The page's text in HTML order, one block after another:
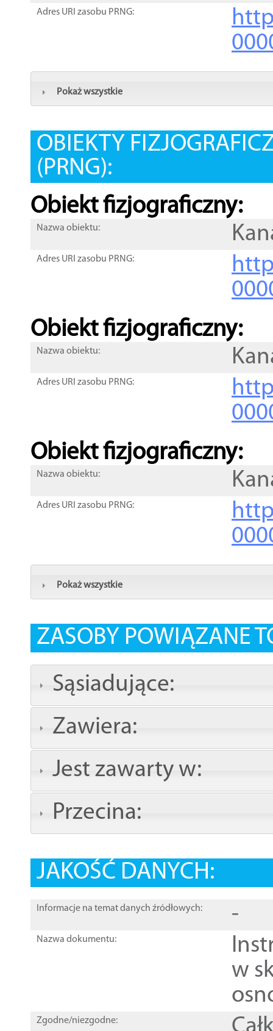
Adres URI zasobu PRNG:
Pokaż wszystkie
OBIEKTY
(PRNG):
Obiekt fizjograficzny:
Nazwa obiektu:
Adres URI zasobu PRNG:
Obiekt fizjograficzny:
Nazwa obiektu:
Adres URI zasobu PRNG:
Obiekt fizjograficzny:
Nazwa obiektu:
Adres URI zasobu PRNG:
Pokaż wszystkie
ZASOBY POWIĄZANE
Sąsiadujące:
Zawiera:
Jest zawarty w:
Przecina:
JAKOŚĆ DANYCH:
Informacje na temat danych źródłowych: -
Nazwa dokumentu:
w
Zgodne/niezgodne: